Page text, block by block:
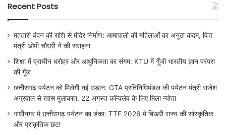
Recent Posts
महतारी वंदन की राशि से मंदिर निर्माण: आमापाली की महिलाओं का अनूठा कदम, वित्त
मंत्री ओपी चौधरी ने की सराहना
शिक्षा में प्राचीन धरोहर और आधुनिकता का संगम: KTU में गूँजी भारतीय ज्ञान परंपरा
की गूँज
छत्तीसगढ़ पर्यटन को मिलेगी नई उड़ान: GTA प्रतिनिधिमंडल की पर्यटन मंत्री राजेश
अग्रवाल से खास मुलाकात, 22 अगस्त कॉन्क्लेव के लिए मिला न्योता
गांधीनगर में छत्तीसगढ़ पर्यटन का डंका: TTF 2026 में बिखरी राज्य की सांस्कृतिक
और प्राकृतिक छटा